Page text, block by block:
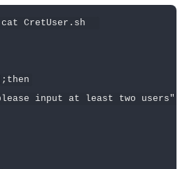
cat CretUser . sh
input at least two users"